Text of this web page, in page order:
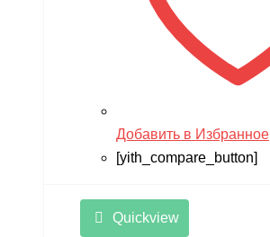
Добавить в Избранное
[yith_compare_button]
Quickview